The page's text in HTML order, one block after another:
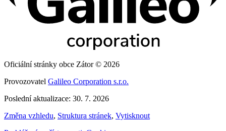
Oficiální stránky obce Zátor © 2026
Provozovatel Galileo Corporation s.r.o.
Poslední aktualizace: 30. 7. 2026
Změna vzhledu, Struktura stránek, Vytisknout